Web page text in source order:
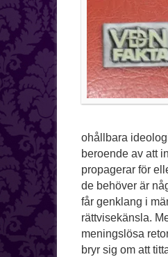
ohållbara
beroende av att
propagerar för
de behöver är
får genklang i
rättvisekänsla.
meningslösa
bryr sig om att